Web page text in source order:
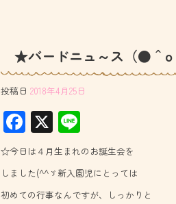
★バードニュ～ス（●＾
投稿日 2018年4月25日
F
ac
e
b
X
ne
☆今日は４月生まれのお誕生会を
しました(^^ゞ新入園児にとっては
初めての行事なんですが、しっかりと